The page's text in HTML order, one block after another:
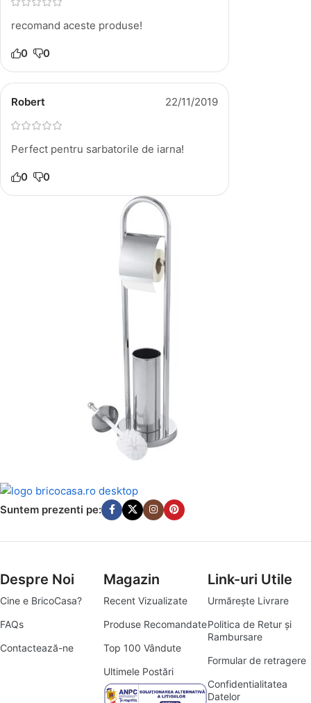
recomand aceste produse!
0 0
Robert 22/11/2019
Perfect pentru sarbatorile de iarna!
0 0
Amenajează-ți Baia cu Stil
Suporți Hârtie Igenică
Suntem prezenti pe:
Despre Noi
Cine e BricoCasa?
FAQs
Contactează-ne
Magazin
Recent Vizualizate
Produse Recomandate
Top 100 Vândute
Ultimele Postări
Link-uri Utile
Urmărește Livrare
Politica de Retur și
Rambursare
Formular de retragere
Confidentialitatea
Datelor